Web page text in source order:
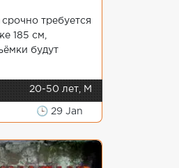
требуется
185 см,
будут
20-50 лет, М
🕒 29 Jan